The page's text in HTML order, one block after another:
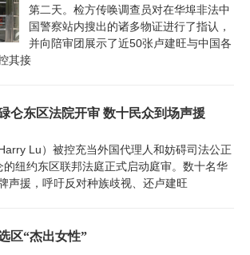
第二天。检方传唤调查员对在华埠非法中
国警察站内搜出的诸多物证进行了指认，
并向陪审团展示了近50张卢建旺与中国各
其接
仑东区法院开审 数十民众到场声援
Lu）被控充当外国代理人和妨碍司法公正
纽约东区联邦法庭正式启动庭审。数十名华
声援，呼吁反对种族歧视、还卢建旺
区“杰出女性”